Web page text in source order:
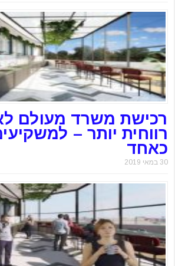
רכישת משרד מעולם
רווחית יותר –
כאחד
30 במאי 2019